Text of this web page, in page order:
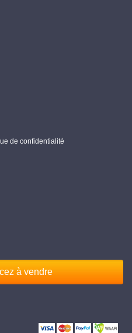
de confidentialité
à vendre